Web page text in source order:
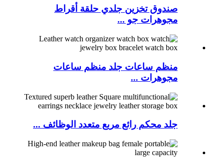
صندوق تخزين جلدي حلقة أقراط
مجوهرات جو ...
منظم ساعات جلد منظم ساعات
مجوهرات ...
جلد محكم رائع مربع متعدد الوظائف ...